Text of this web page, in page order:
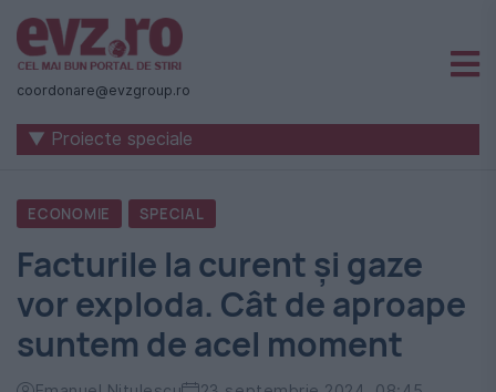
Știri
naționale
internaționale
România
-
Evenimentul
Zilei
coordonare@evzgroup.ro
▼ Proiecte speciale
ECONOMIE SPECIAL
Facturile la curent și gaze
vor exploda. Cât de aproape
suntem de acel moment